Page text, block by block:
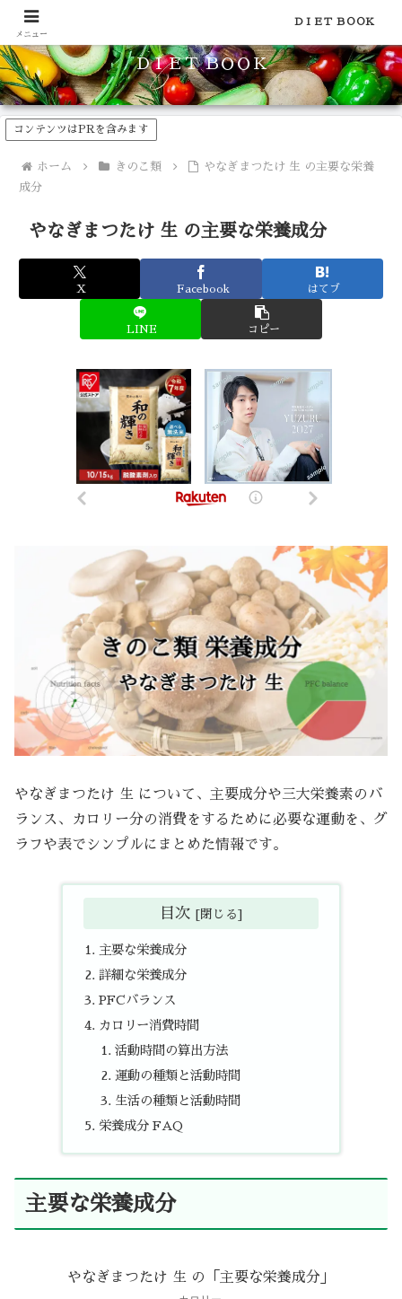
食品のカロリーや糖質などの栄養素がわかる！健康やダイエットに
ＤＩＥＴ ＢＯＯＫ
コンテンツはPRを含みます
ホーム きのこ類
やなぎまつたけ 生 の主要な栄養
成分
やなぎまつたけ 生 の主要な栄養成分
X Facebook はてブ
LINE コピー
やなぎまつたけ 生 について、主要成分や三大栄養素のバ
ランス、カロリー分の消費をするために必要な運動を、グ
ラフや表でシンプルにまとめた情報です。
目次
主要な栄養成分
詳細な栄養成分
PFCバランス
カロリー消費時間
活動時間の算出方法
運動の種類と活動時間
生活の種類と活動時間
栄養成分 FAQ
主要な栄養成分
やなぎまつたけ 生 の「主要な栄養成分」
メニュー
ＤＩＥＴ ＢＯＯＫ